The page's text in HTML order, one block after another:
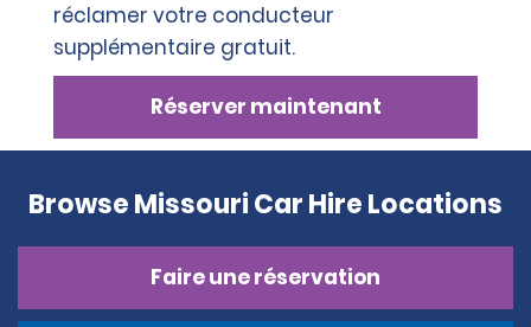
réclamer votre conducteur
supplémentaire gratuit.
Réserver maintenant
Browse Missouri Car Hire Locations
Faire une réservation